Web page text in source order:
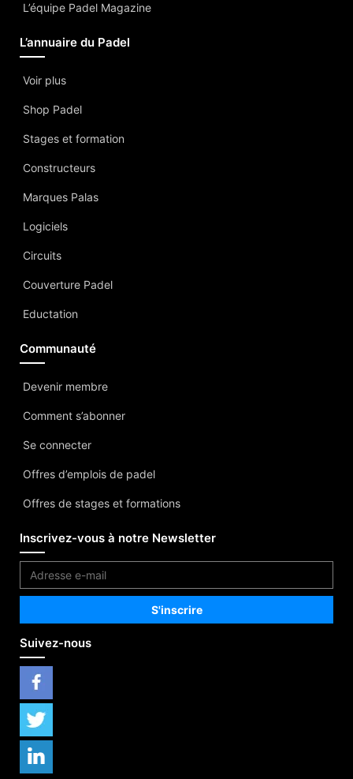
L’équipe Padel Magazine
L’annuaire du Padel
Voir plus
Shop Padel
Stages et formation
Constructeurs
Marques Palas
Logiciels
Circuits
Couverture Padel
Eductation
Communauté
Devenir membre
Comment s’abonner
Se connecter
Offres d’emplois de padel
Offres de stages et formations
Inscrivez-vous à notre Newsletter
Suivez-nous